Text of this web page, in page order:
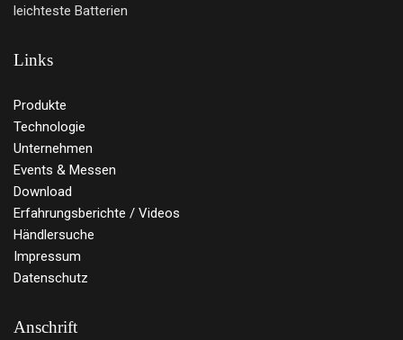
leichteste Batterien
Links
Produkte
Technologie
Unternehmen
Events & Messen
Download
Erfahrungsberichte / Videos
Händlersuche
Impressum
Datenschutz
Anschrift